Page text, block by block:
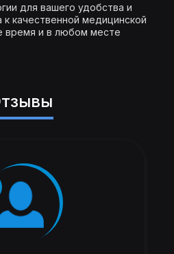
для вашего удобства и
качественной медицинской
время и в любом месте